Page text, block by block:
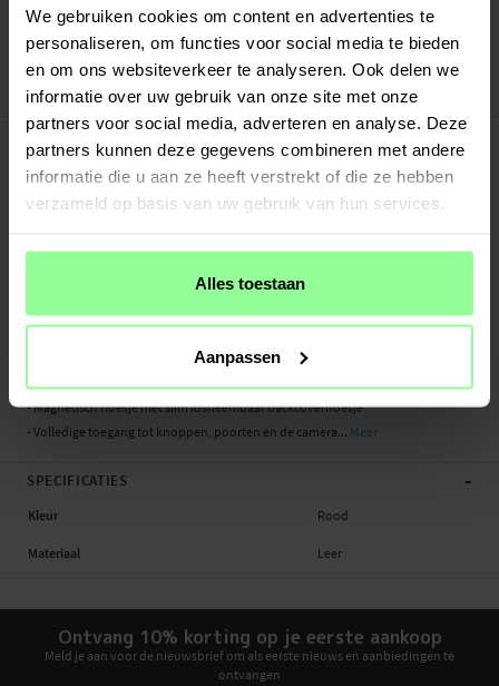
We gebruiken cookies om content en advertenties te
personaliseren, om functies voor social media te bieden
en om ons websiteverkeer te analyseren. Ook delen we
informatie over uw gebruik van onze site met onze
partners voor social media, adverteren en analyse. Deze
partners kunnen deze gegevens combineren met andere
informatie die u aan ze heeft verstrekt of die ze hebben
verzameld op basis van uw gebruik van hun services.
Alles toestaan
Aanpassen
Veilig betalen met Klarna of Paypal
30 dagen retourrecht
Art number:28599 DG.MING
PRODUCTBESCHRIJVING -
2-in-1-hoesje bestaande uit een bookcoverhoesje met daarin een afneembare
magneet-backcase voor Apple iPhone 12 Pro Max van DG.MING. Het hoesje
heeft een klassieke en stijlvolle uitstraling. Eenvoudig losnemen van je telefoon
briefgeld of bonnetjes.
- Gemaakt van slijtvast en exclusief leer
- Magnetisch hoesje met slim losneembaar backcoverhoesje
- Volledige toegang tot knoppen, poorten en de camera... Meer
SPECIFICATIES -
Kleur Rood
Materiaal Leer
Ontvang 10% korting op je eerste aankoop
Meld je aan voor de nieuwsbrief om als eerste nieuws en aanbiedingen te
ontvangen